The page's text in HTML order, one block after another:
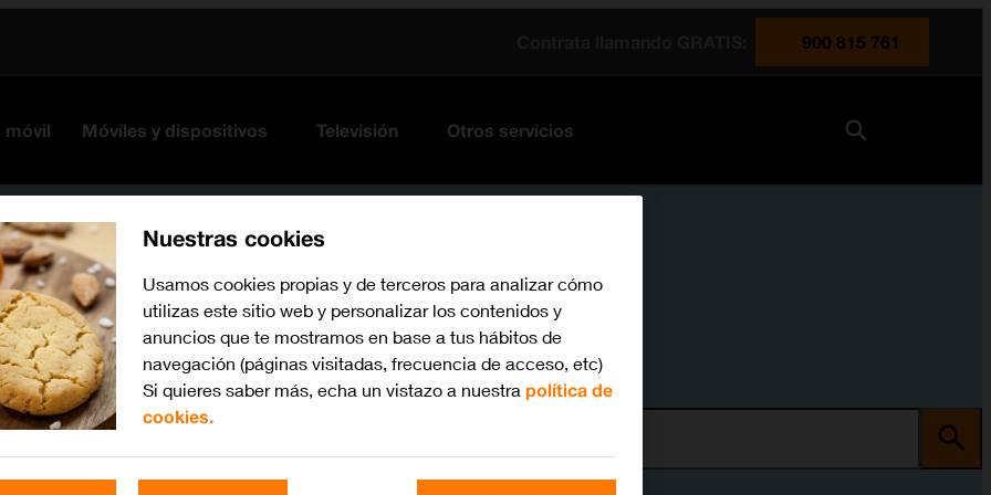
900 815 761
móvil Móviles y dispositivos Televisión Otros servicios
Nuestras cookies
Usamos cookies propias y de terceros para analizar cómo
utilizas este sitio web y personalizar los contenidos y
anuncios que te mostramos en base a tus hábitos de
navegación (páginas visitadas, frecuencia de acceso, etc)
Si quieres saber más, echa un vistazo a nuestra política de
cookies.